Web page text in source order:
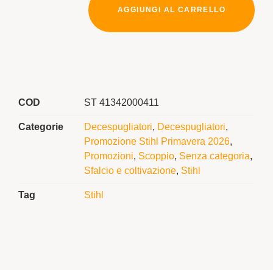
AGGIUNGI AL CARRELLO
COD ST 41342000411
Categorie Decespugliatori, Decespugliatori,
Promozione Stihl Primavera 2026,
Promozioni, Scoppio, Senza categoria,
Sfalcio e coltivazione, Stihl
Tag Stihl